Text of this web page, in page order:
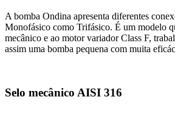
A bomba Ondina apresenta diferentes
Monofásico como Trifásico. É um modelo
mecânico e ao motor variador Class F,
assim uma bomba pequena com muita
Selo mecânico AISI 316